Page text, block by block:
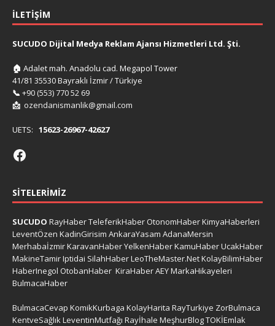
İLETIŞIM
SUCUDO Dijital Medya Reklam Ajansı Hizmetleri Ltd. Şti.
🏠 Adalet mah. Anadolu cad. Megapol Tower
41/81 35530 Bayraklı İzmir / Türkiye
📞 +90 (553) 770 52 69
📩 ozendanismanlik@gmail.com
UETS: 15623-26967-42627
SITELERIMIZ
SUCUDO RayHaberTeleferikHaber OtonomHaberKimyaHaberleri
LeventÖzen KadinGirisim AnkaraYasam AdanaMersin
MerhabaİzmirKaravanHaberYelkenHaberKamuHaberUcakHaber
MakineTamirIptidai SilahHaberLeoTheMaster.NetKolayBilimHaber
HaberInegol OtobanHaber KiraHaberAEYMarkaHikayeleri
BulmacaHaber
BulmacaCevap KomikKurbaga KolayHarita RayTurkiye ZorBulmaca
KentveSağlıkLeventinMutfağı Rayİhale MeşhurBlogTOKİEmlak